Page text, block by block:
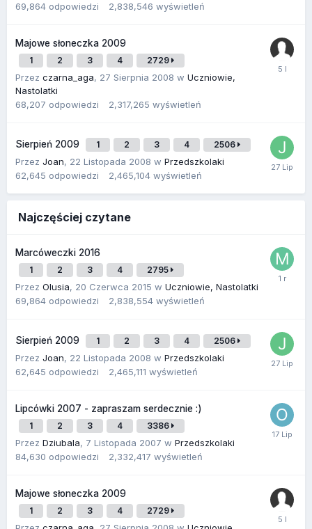
69,864 odpowiedzi 2,838,546 wyświetleń
Majowe słoneczka 2009
1 2 3 4 2729
Przez czarna_aga, 27 Sierpnia 2008 w Uczniowie,
Nastolatki
68,207 odpowiedzi 2,317,265 wyświetleń
Sierpień 2009 1 2 3 4 2506
Przez Joan, 22 Listopada 2008 w Przedszkolaki
62,645 odpowiedzi 2,465,104 wyświetleń
Najczęściej czytane
Marcóweczki 2016
1 2 3 4 2795
Przez Olusia, 20 Czerwca 2015 w Uczniowie, Nastolatki
69,864 odpowiedzi 2,838,554 wyświetleń
Sierpień 2009 1 2 3 4 2506
Przez Joan, 22 Listopada 2008 w Przedszkolaki
62,645 odpowiedzi 2,465,111 wyświetleń
Lipcówki 2007 - zapraszam serdecznie :)
1 2 3 4 3386
Przez Dziubala, 7 Listopada 2007 w Przedszkolaki
84,630 odpowiedzi 2,332,417 wyświetleń
Majowe słoneczka 2009
1 2 3 4 2729